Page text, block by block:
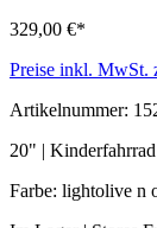
329,00 €*
Preise inkl. MwSt.
Artikelnummer:
20" | Kinderfahrrad
Farbe: lightolive n